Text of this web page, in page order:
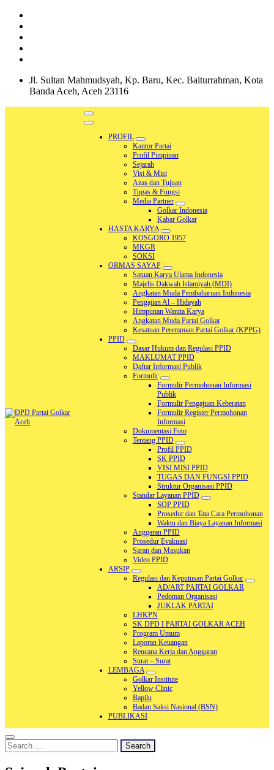
Skip
content
Jl. Sultan Mahmudsyah, Kp. Baru, Kec. Baiturrahman, Kota
Banda Aceh, Aceh 23116
DPD Partai Golkar Aceh
PROFIL
Kantor Partai
Profil Pimpinan
Sejarah
Visi & Misi
Azas dan Tujuan
Tugas & Fungsi
Media Partner
Golkar Indonesia
Kabar Golkar
HASTA KARYA
KOSGORO 1957
MKGR
SOKSI
ORMAS SAYAP
Satuan Karya Ulama Indonesia
Majelis Dakwah Islamiyah (MDI)
Angkatan Muda Pembaharuan Indonesia
Pengajian Al – Hidayah
Himpunan Wanita Karya
Angkatan Muda Partai Golkar
Kesatuan Perempuan Partai Golkar (KPPG)
PPID
Dasar Hukum dan Regulasi PPID
MAKLUMAT PPID
Daftar Informasi Publik
Formulir
Formulir Permohonan Informasi
Publik
Formulir Pengajuan Keberatan
Formulir Register Permohonan
Informasi
Dokumentasi Foto
Tentang PPID
Profil PPID
SK PPID
VISI MISI PPID
TUGAS DAN FUNGSI PPID
Struktur Organisasi PPID
Standar Layanan PPID
SOP PPID
Prosedur dan Tata Cara Permohonan
Waktu dan Biaya Layanan Informasi
Anggaran PPID
Prosedur Evakuasi
Saran dan Masukan
Video PPID
ARSIP
Regulasi dan Keputusan Partai Golkar
AD/ART PARTAI GOLKAR
Pedoman Organisasi
JUKLAK PARTAI
LHKPN
SK DPD I PARTAI GOLKAR ACEH
Program Umum
Laporan Keuangan
Rencana Kerja dan Anggaran
Surat – Surat
LEMBAGA
Golkar Institute
Yellow Clinic
Bapilu
Badan Saksi Nasional (BSN)
PUBLIKASI
Search
for: